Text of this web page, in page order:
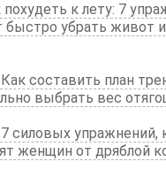
похудеть к лету: 7
быстро убрать живот
Как составить план
выбрать вес
7 силовых упражнений,
женщин от дряблой